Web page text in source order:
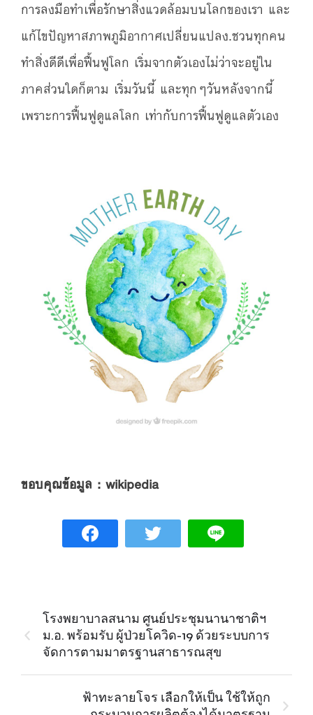
การลงมือทำเพื่อรักษาสิ่งแวดล้อมบนโลกของเรา และ
แก้ไขปัญหาสภาพภูมิอากาศเปลี่ยนแปลง.ชวนทุกคน
ทำสิ่งดีดีเพื่อฟื้นฟูโลก เริ่มจากตัวเองไม่ว่าจะอยู่ใน
ภาคส่วนใดก็ตาม เริ่มวันนี้ และทุกๆวันหลังจากนี้
เพราะการฟื้นฟูดูแลโลก เท่ากับการฟื้นฟูดูแลตัวเอง
ขอบคุณข้อมูล : wikipedia
โรงพยาบาลสนาม ศูนย์ประชุมนานาชาติฯ
ม.อ. พร้อมรับ ผู้ป่วยโควิด-19 ด้วยระบบการ
จัดการตามมาตรฐานสาธารณสุข
ฟ้าทะลายโจร เลือกให้เป็น ใช้ให้ถูก